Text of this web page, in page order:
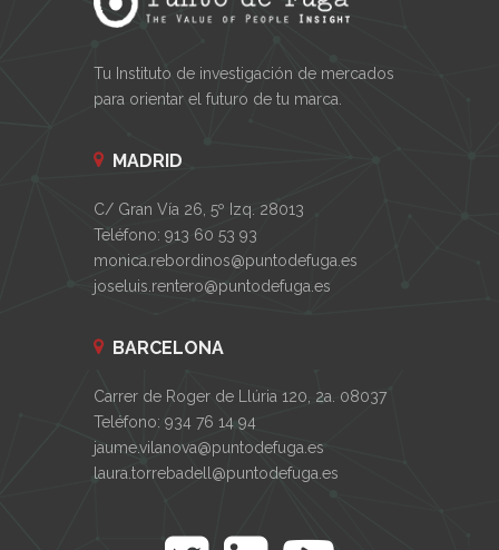
Tu Instituto de investigación de mercados
para orientar el futuro de tu marca.
MADRID
C/ Gran Vía 26, 5º Izq. 28013
Teléfono: 913 60 53 93
monica.rebordinos@puntodefuga.es
joseluis.rentero@puntodefuga.es
BARCELONA
Carrer de Roger de Llúria 120, 2a. 08037
Teléfono: 934 76 14 94
jaume.vilanova@puntodefuga.es
laura.torrebadell@puntodefuga.es